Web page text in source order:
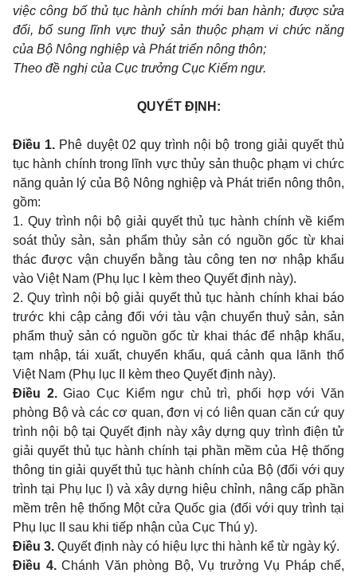
việc công bố thủ tục hành chính mới ban hành; được sửa
đổi, bổ sung lĩnh vực thuỷ sản thuộc phạm vi chức năng
của Bộ Nông nghiệp và Phát triển nông thôn;
Theo đề nghị của Cục trưởng Cục Kiểm ngư.
QUYẾT ĐỊNH:
Điều 1. Phê duyệt 02 quy trình nội bộ trong giải quyết thủ
tục hành chính trong lĩnh vực thủy sản thuộc phạm vi chức
năng quản lý của Bộ Nông nghiệp và Phát triển nông thôn,
gồm:
1. Quy trình nội bộ giải quyết thủ tục hành chính về kiểm
soát thủy sản, sản phẩm thủy sản có nguồn gốc từ khai
thác được vận chuyển bằng tàu công ten nơ nhập khẩu
vào Việt Nam (Phụ lục I kèm theo Quyết định này).
2. Quy trình nội bộ giải quyết thủ tục hành chính khai báo
trước khi cập cảng đối với tàu vận chuyển thuỷ sản, sản
phẩm thuỷ sản có nguồn gốc từ khai thác để nhập khẩu,
tạm nhập, tái xuất, chuyển khẩu, quá cảnh qua lãnh thổ
Việt Nam (Phụ lục II kèm theo Quyết định này).
Điều 2.Giao Cục Kiểm ngư chủ trì, phối hợp với Văn
phòng Bộ và các cơ quan, đơn vị có liên quan căn cứ quy
trình nội bộ tại Quyết định này xây dựng quy trình điện tử
giải quyết thủ tục hành chính tại phần mềm của Hệ thống
thông tin giải quyết thủ tục hành chính của Bộ (đối với quy
trình tại Phụ lục I) và xây dựng hiệu chỉnh, nâng cấp phần
mềm trên hệ thống Một cửa Quốc gia (đối với quy trình tại
Phụ lục II sau khi tiếp nhận của Cục Thú y).
Điều 3. Quyết định này có hiệu lực thi hành kể từ ngày ký.
Điều 4. Chánh Văn phòng Bộ, Vụ trưởng Vụ Pháp chế,